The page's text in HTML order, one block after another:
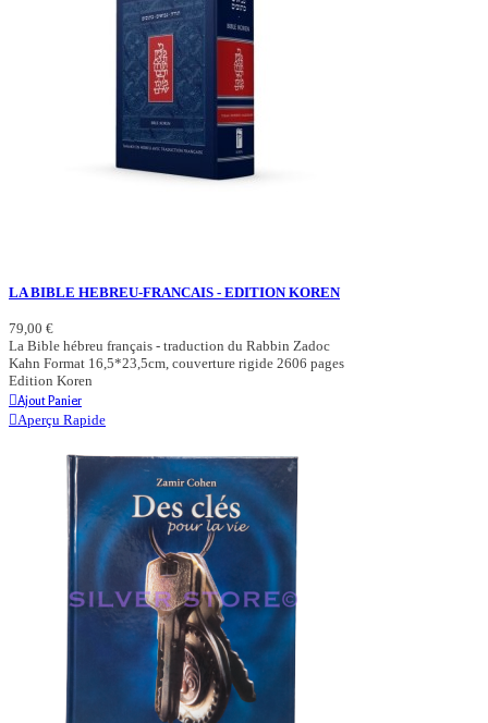
LA BIBLE HEBREU-FRANCAIS - EDITION KOREN
79,00 €
La Bible hébreu français - traduction du Rabbin Zadoc
Kahn Format 16,5*23,5cm, couverture rigide 2606 pages
Edition Koren
Ajout Panier
Aperçu Rapide